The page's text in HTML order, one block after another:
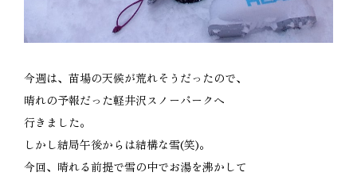
今週は、苗場の天候が荒れそうだったので、
晴れの予報だった軽井沢スノーパークへ
行きました。
しかし結局午後からは結構な雪(笑)。
今回、晴れる前提で雪の中でお湯を沸かして